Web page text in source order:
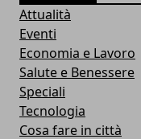
Attualità
Eventi
Economia e Lavoro
Salute e Benessere
Speciali
Tecnologia
Cosa fare in città